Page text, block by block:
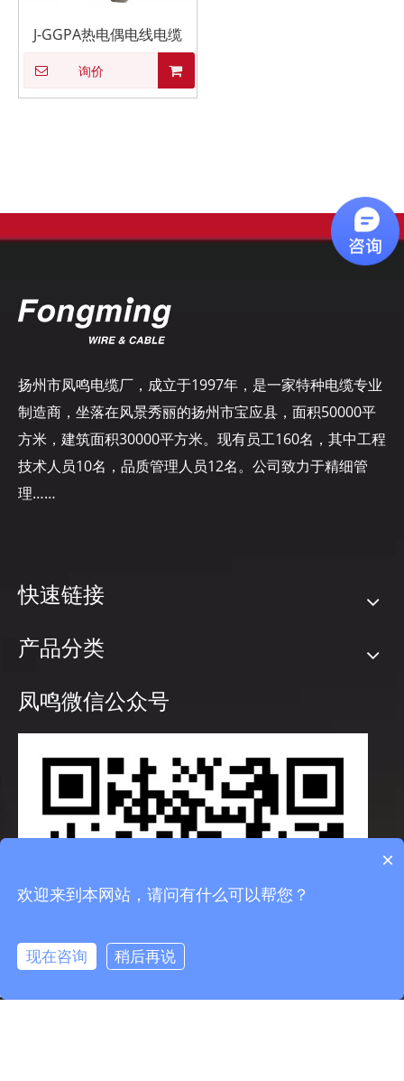
J-GGPA热电偶电线电缆
询价
扬州市凤鸣电缆厂，成立于1997年，是一家特种电缆专业
制造商，坐落在风景秀丽的扬州市宝应县，面积50000平
方米，建筑面积30000平方米。现有员工160名，其中工程
技术人员10名，品质管理人员12名。公司致力于精细管
理……
快速链接
15358868788
info@fmcable.com
凤鸣公众号
产品分类
凤鸣微信公众号
×
欢迎来到本网站，请问有什么可以帮您？
现在咨询 稍后再说